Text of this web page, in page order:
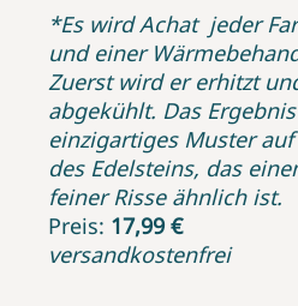
*Es wird Achat jeder
und einer
Zuerst wird er erhitzt
abgekühlt. Das
einzigartiges Muster
des Edelsteins, das
feiner Risse
Preis: 17,99 €
versandkostenfrei